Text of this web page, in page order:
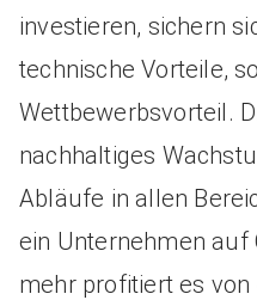
investieren, sichern
technische Vorteile,
Wettbewerbsvorteil.
nachhaltiges
Abläufe in allen
ein Unternehmen auf
mehr profitiert es